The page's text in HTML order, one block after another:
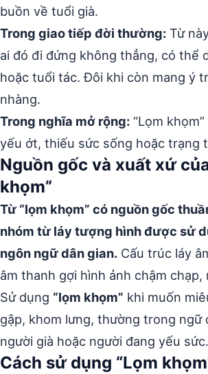
buồn về tuổi già.
Trong giao tiếp đời thường: Từ
ai đó đi đứng không thẳng, có thể
hoặc tuổi tác. Đôi khi còn mang ý
nhàng.
Trong nghĩa mở rộng: “Lọm
yếu ớt, thiếu sức sống hoặc trạng
Nguồn gốc và xuất xứ
khọm”
Từ “lọm khọm” có nguồn gốc
nhóm từ láy tượng hình được sử
ngôn ngữ dân gian. Cấu trúc láy
âm thanh gợi hình ảnh chậm chạp,
Sử dụng “lọm khọm” khi muốn
gập, khom lưng, thường trong ngữ
người già hoặc người đang yếu sức.
Cách sử dụng “Lọm